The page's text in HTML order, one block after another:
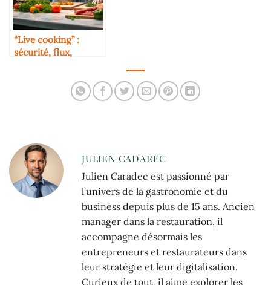
“Live cooking” :
sécurité, flux,
JULIEN CADAREC
Julien Caradec est passionné par
l’univers de la gastronomie et du
business depuis plus de 15 ans. Ancien
manager dans la restauration, il
accompagne désormais les
entrepreneurs et restaurateurs dans
leur stratégie et leur digitalisation.
Curieux de tout, il aime explorer les